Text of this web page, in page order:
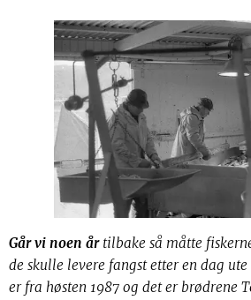
Går vi noen år tilbake så måtte
de skulle levere fangst etter en dag
er fra høsten 1987 og det er brødrene